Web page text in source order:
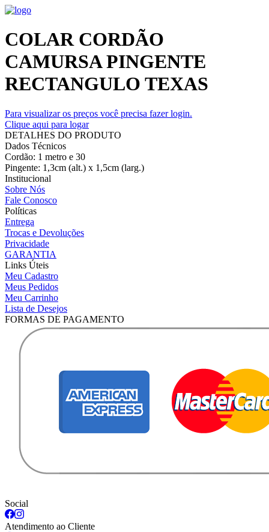
COLAR CORDÃO
CAMURSA PINGENTE
RECTANGULO TEXAS
Para visualizar os preços você precisa fazer login.
Clique aqui para logar
DETALHES DO PRODUTO
Dados Técnicos
Cordão: 1 metro e 30
Pingente: 1,3cm (alt.) x 1,5cm (larg.)
Institucional
Sobre Nós
Fale Conosco
Políticas
Entrega
Trocas e Devoluções
Privacidade
GARANTIA
Links Úteis
Meu Cadastro
Meus Pedidos
Meu Carrinho
Lista de Desejos
FORMAS DE PAGAMENTO
Social
Atendimento ao Cliente